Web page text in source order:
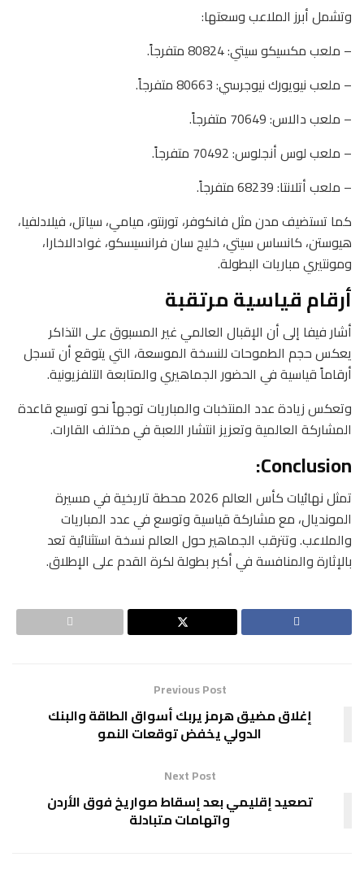
وتشمل أبرز الملاعب وسعتها:
– ملعب مكسيكو سيتي: 80824 متفرجاً.
– ملعب نيويورك نيوجرسي: 80663 متفرجاً.
– ملعب دالاس: 70649 متفرجاً.
– ملعب لوس أنجلوس: 70492 متفرجاً.
– ملعب أتلانتا: 68239 متفرجاً.
كما تستضيف مدن مثل فانكوفر، تورنتو، ميامي، سياتل، فيلادلفيا،
هيوستن، كانساس سيتي، خليج سان فرانسيسكو، غوادالاخارا،
ومونتيري مباريات البطولة.
أرقام قياسية مرتقبة
أشار فيفا إلى أن الإقبال العالمي غير المسبوق على التذاكر
يعكس حجم الطموحات للنسخة الموسعة، التي يتوقع أن تسجل
أرقاماً قياسية في الحضور الجماهيري والمتابعة التلفزيونية.
وتعكس زيادة عدد المنتخبات والمباريات توجهاً نحو توسيع قاعدة
المشاركة العالمية وتعزيز انتشار اللعبة في مختلف القارات.
Conclusion:
تمثل نهائيات كأس العالم 2026 محطة تاريخية في مسيرة
المونديال، مع مشاركة قياسية وتوسع في عدد المباريات
والملاعب. وتترقب الجماهير حول العالم نسخة استثنائية تعد
بالإثارة والمنافسة في أكبر بطولة لكرة القدم على الإطلاق.
Previous Post
إغلاق مضيق هرمز يربك أسواق الطاقة والبنك
الدولي يخفض توقعات النمو
Next Post
تصعيد إقليمي بعد إسقاط صواريخ فوق الأردن
واتهامات متبادلة